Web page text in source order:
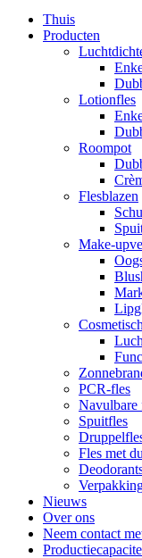
Thuis
Producten
Lotionfles
Roompot
Flesblazen
Make-
PCR-fles
Navulbare
Spuitfles
Fles met
Nieuws
Over ons
Neem contact